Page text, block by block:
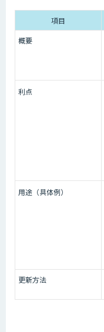
項目
概要
利点
用途（具体例）
更新方法